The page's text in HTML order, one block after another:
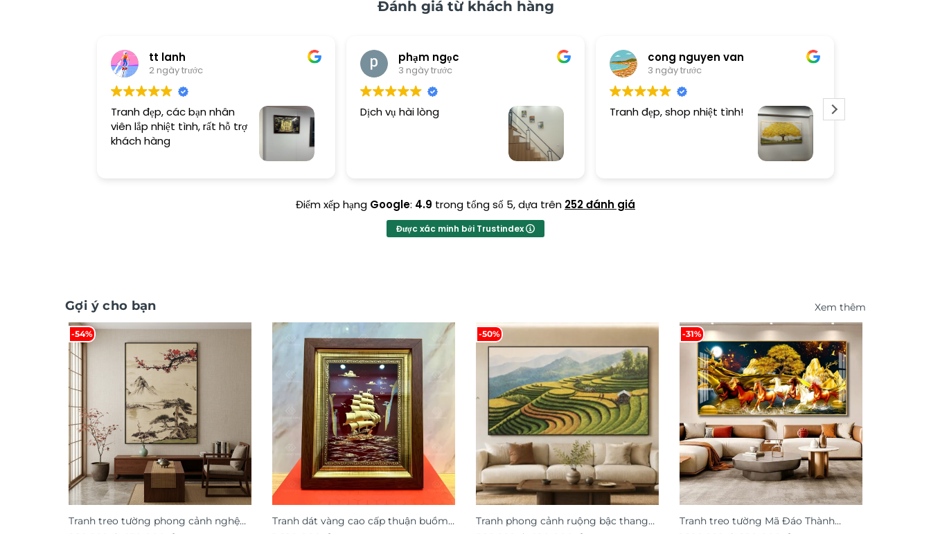
Đánh giá từ khách hàng
tt lanh
2 ngày trước
Tranh đẹp, các bạn nhân
viên lắp nhiệt tình, rất hỗ trợ
khách hàng
phạm ngọc
3 ngày trước
Dịch vụ hài lòng
cong nguyen van
3 ngày trước
Tranh đẹp, shop nhiệt tình!
Điểm xếp hạng Google: 4.9 trong tổng số 5,dựa trên 252 đánh giá
Được xác minh bởi Trustindex
Gợi ý cho bạn Xem thêm
-54%
Tranh treo tường phong cảnh nghệ
Tranh dát vàng cao cấp thuận buồm
-50%
Tranh phong cảnh ruộng bậc thang
-31%
Tranh treo tường Mã Đáo Thành